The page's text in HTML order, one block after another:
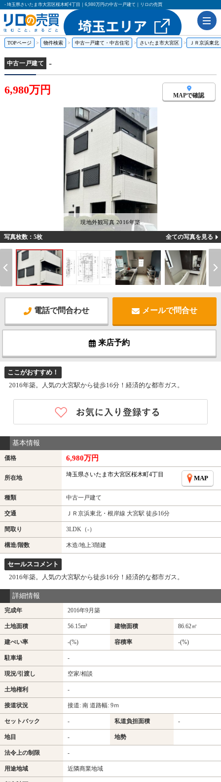
- 埼玉県さいたま市大宮区桜木町4丁目｜6,980万円の中古一戸建て｜リロの売買
TOPページ 物件検索 中古一戸建て・中古住宅 さいたま市大宮区 ＪＲ京浜東
中古一戸建て -
6,980万円 MAPで確認
現地外観写真 2016年築
写真枚数：5枚 全ての写真を見る
電話で問合わせ メールで問合せ
来店予約
ここがおすすめ！
2016年築。人気の大宮駅から徒歩16分！経済的な都市ガス。
基本情報
価格 6,980万円
所在地 埼玉県さいたま市大宮区桜木町4丁目 MAP
種類 中古一戸建て
交通 ＪＲ京浜東北・根岸線 大宮駅 徒歩16分
間取り 3LDK（-）
構造/階数 木造/地上3階建
セールスコメント
2016年築。人気の大宮駅から徒歩16分！経済的な都市ガス。
詳細情報
完成年 2016年9月築
土地面積 56.15m² 建物面積 86.62㎡
建ぺい率 -(%) 容積率 -(%)
駐車場 -
現況/引渡し 空家/相談
土地権利 -
接道状況 接道: 南 道路幅: 9ｍ
セットバック - 私道負担面積 -
地目 - 地勢
法令上の制限 -
用途地域 近隣商業地域